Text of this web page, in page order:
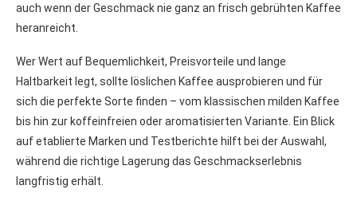
auch wenn der Geschmack nie ganz an frisch gebrühten Kaffee
heranreicht.
Wer Wert auf Bequemlichkeit, Preisvorteile und lange
Haltbarkeit legt, sollte löslichen Kaffee ausprobieren und für
sich die perfekte Sorte finden – vom klassischen milden Kaffee
bis hin zur koffeinfreien oder aromatisierten Variante. Ein Blick
auf etablierte Marken und Testberichte hilft bei der Auswahl,
während die richtige Lagerung das Geschmackserlebnis
langfristig erhält.